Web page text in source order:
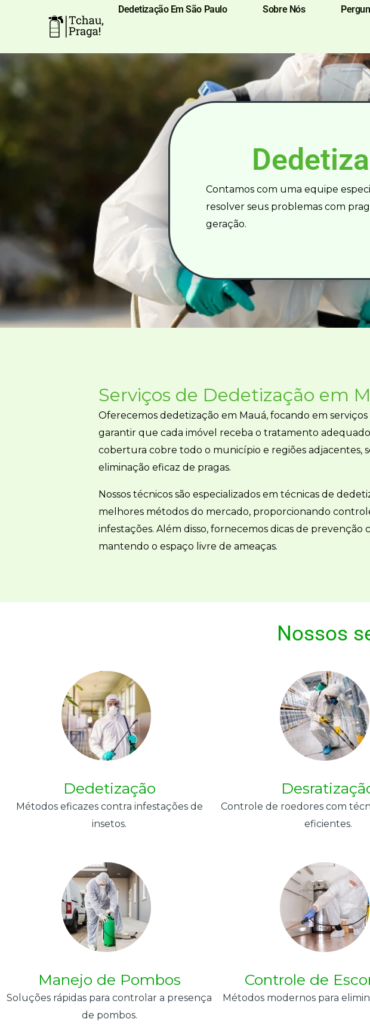
conteúdo
Dedetização Em São Paulo Sobre Nós
Contamos com uma equipe
resolver seus problemas com
geração.
Serviços de Dedetização em
Oferecemos dedetização em Mauá, focando em serviços
garantir que cada imóvel receba o tratamento
cobertura cobre todo o município e regiões adjacentes,
eliminação eficaz de pragas.
Nossos técnicos são especializados em técnicas de
melhores métodos do mercado, proporcionando
infestações. Além disso, fornecemos dicas de prevenção
mantendo o espaço livre de ameaças.
Nossos
Dedetização
Métodos eficazes contra infestações de
insetos.
Controle de roedores com
eficientes.
Manejo de Pombos
Soluções rápidas para controlar a presença
de pombos.
Controle de
Métodos modernos para